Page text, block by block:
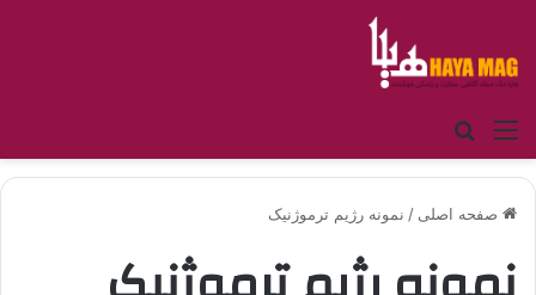
منو
صفحه اصلی / نمونه رژیم ترموژنیک